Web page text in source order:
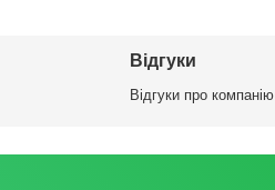
Відгуки
Відгуки про компанію